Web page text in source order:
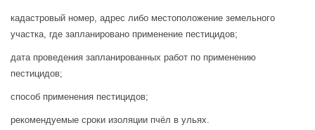
кадастровый номер, адрес либо местоположение земельного
участка, где запланировано применение пестицидов;
дата проведения запланированных работ по применению
пестицидов;
способ применения пестицидов;
рекомендуемые сроки изоляции пчёл в ульях.